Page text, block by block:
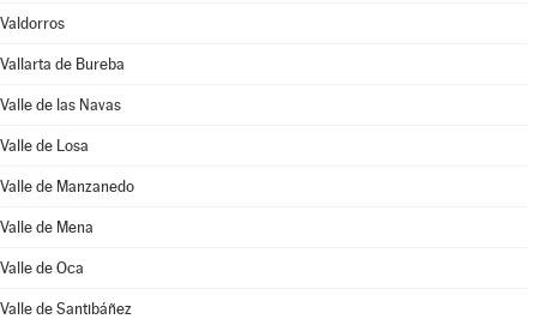
Valdorros
Vallarta de Bureba
Valle de las Navas
Valle de Losa
Valle de Manzanedo
Valle de Mena
Valle de Oca
Valle de Santibáñez